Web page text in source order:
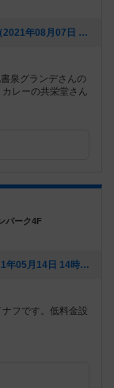
[NEW] リモートワークしながらボードゲームの日（2021年08月07日 13時29分）
泉グランデさんの
レーの共栄堂さん
パーク4F
[NEW] 緊急事態宣言に伴う自主休業について（2021年05月14日 14時23分）
フです。低料金設